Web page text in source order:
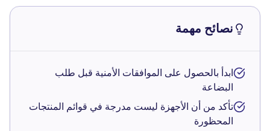
نصائح مهمة
ابدأ بالحصول على الموافقات الأمنية قبل طلب
البضاعة
تأكد من أن الأجهزة ليست مدرجة في قوائم المنتجات
المحظورة